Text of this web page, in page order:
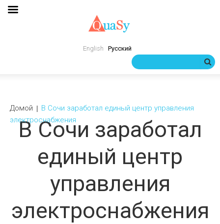
English Русский
В Сочи заработал
единый центр
управления
электроснабжения
Домой
В Сочи заработал единый центр управления
электроснабжения